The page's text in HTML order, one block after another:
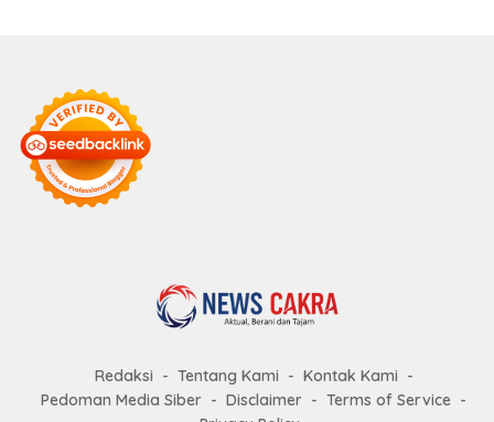
Redaksi Tentang Kami
Kontak Kami
Pedoman Media Siber
Disclaimer
Terms of Service